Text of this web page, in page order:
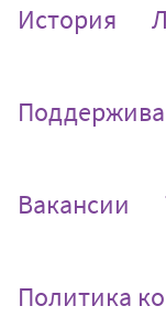
История
Вакансии
Политика